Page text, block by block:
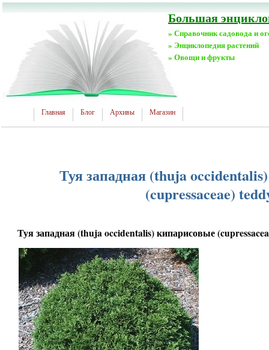
Большая
» Справочник садовода и
» Энциклопедия растений
» Овощи и фрукты
Главная Блог Архивы Магазин
Туя западная (thuja
(cupressaceae)
Туя западная (thuja occidentalis) кипарисовые